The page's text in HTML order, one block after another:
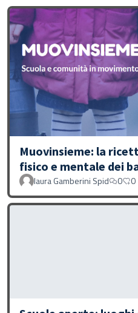
Muovinsieme: la
fisico e mentale dei
laura Gamberini Spid 0 0